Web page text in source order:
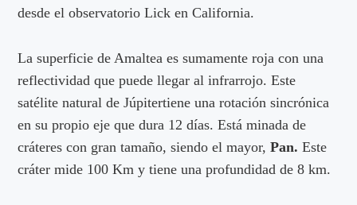
desde el observatorio Lick en California.
La superficie de Amaltea es sumamente roja con una
reflectividad que puede llegar al infrarrojo. Este
satélite natural de Júpitertiene una rotación sincrónica
en su propio eje que dura 12 días. Está minada de
cráteres con gran tamaño, siendo el mayor,Pan.Este
cráter mide 100 Km y tiene una profundidad de 8 km.